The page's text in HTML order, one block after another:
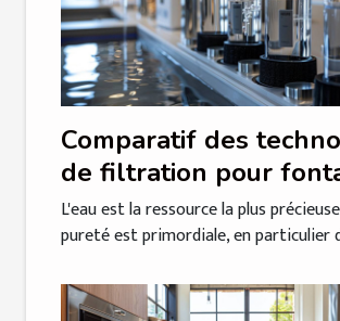
Comparatif des
de filtration pour
eau en milieu
L'eau est la ressource la plus
pureté est primordiale, en particulier